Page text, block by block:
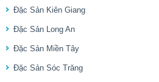
Đặc Sản Kiên Giang
Đặc Sản Long An
Đặc Sản Miền Tây
Đặc Sản Sóc Trăng